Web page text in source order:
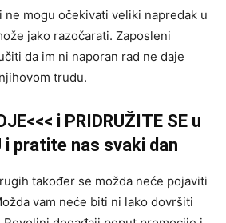
ne mogu očekivati ​​veliki napredak u
jako razočarati. Zaposleni
da im ni naporan rad ne daje
trudu.
i PRIDRUŽITE SE u
i pratite nas svaki dan
također se možda neće pojaviti
vam neće biti ni lako dovršiti